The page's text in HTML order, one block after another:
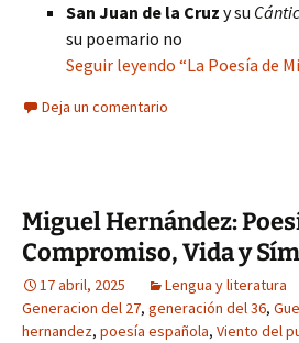
San Juan de la Cruz y su
su poemario no
Seguir leyendo “La Poesía de
Deja un comentario
Miguel Hernández:
Compromiso, Vida y
17 abril, 2025 Lengua y literatura
Generacion del 27, generación del 36,
hernandez, poesía española, Viento del